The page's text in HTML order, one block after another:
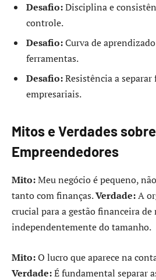
Desafio:Disciplina e
controle.
Desafio:Curva de
ferramentas.
Desafio:Resistência a
empresariais.
Mitos e Verdades
Empreendedores
Mito:Meu negócio é pequeno,
tanto com finanças.Verdade:A
crucial para a gestão financeira de
independentemente do tamanho.
Mito:O lucro que aparece na
Verdade:É fundamental separar